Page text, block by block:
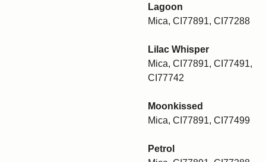
Lagoon
Mica, CI77891, CI77288
Lilac Whisper
Mica, CI77891, CI77491,
CI77742
Moonkissed
Mica, CI77891, CI77499
Petrol